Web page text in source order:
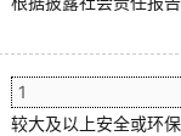
较大及以上安全或环